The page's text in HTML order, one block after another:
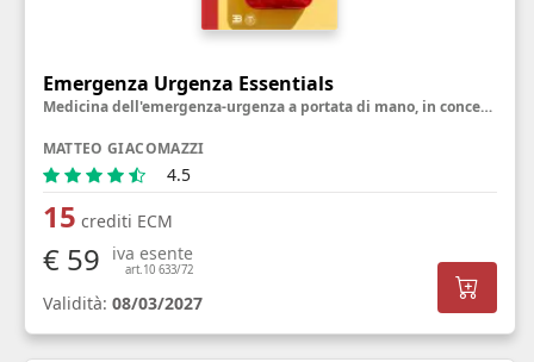
Emergenza Urgenza Essentials
Medicina dell'emergenza-urgenza a portata di mano, in concetti semplici, pratici e utili
MATTEO GIACOMAZZI
4.5
15 crediti ECM
€ 59 iva esente
art.10 633/72
Validità: 08/03/2027